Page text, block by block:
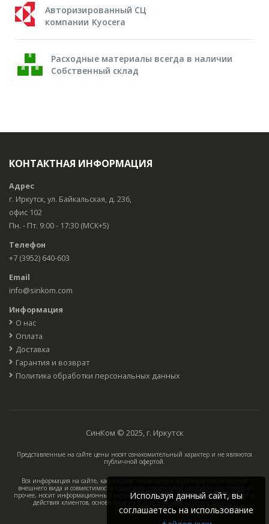
Используя данный сайт, вы
соглашаетесь на использование
Авторизированный СЦ
компании Kyocera
Расходные материалы всегда в наличии
Собственный склад
КОНТАКТНАЯ ИНФОРМАЦИЯ
Адрес
г. Иркутск, ул. Байкальская, д. 236,
офис 102
Пн. - Пт. 9:00 - 17:30 (МСК+5)
Телефон
+7 (3952) 640-603
Email
info@sinkom.com
Информация
О нас
Оплата
Доставка
Гарантия и возврат
Политика обработки персональных данных
СинКом © 2025, г. Иркутск
Представленные на сайте цены носят ознакомительный характер и не являются
публичной офертой.
Вся информация на сайте, касающаяся технических характеристик, описания
внешнего вида и совместимости с другими продуктами, изображение товара и
прочее, носит информационный характер, компания не несёт ответственности за
действия клиентов, основанные на приведённых в каталоге данных.